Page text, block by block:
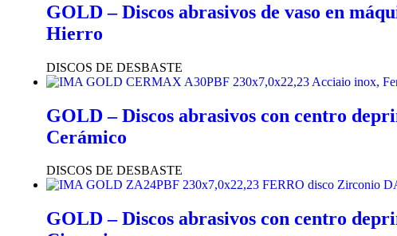
GOLD – Discos abrasivos de vaso en
Hierro
DISCOS DE DESBASTE
GOLD – Discos abrasivos con centro
Cerámico
DISCOS DE DESBASTE
GOLD – Discos abrasivos con centro